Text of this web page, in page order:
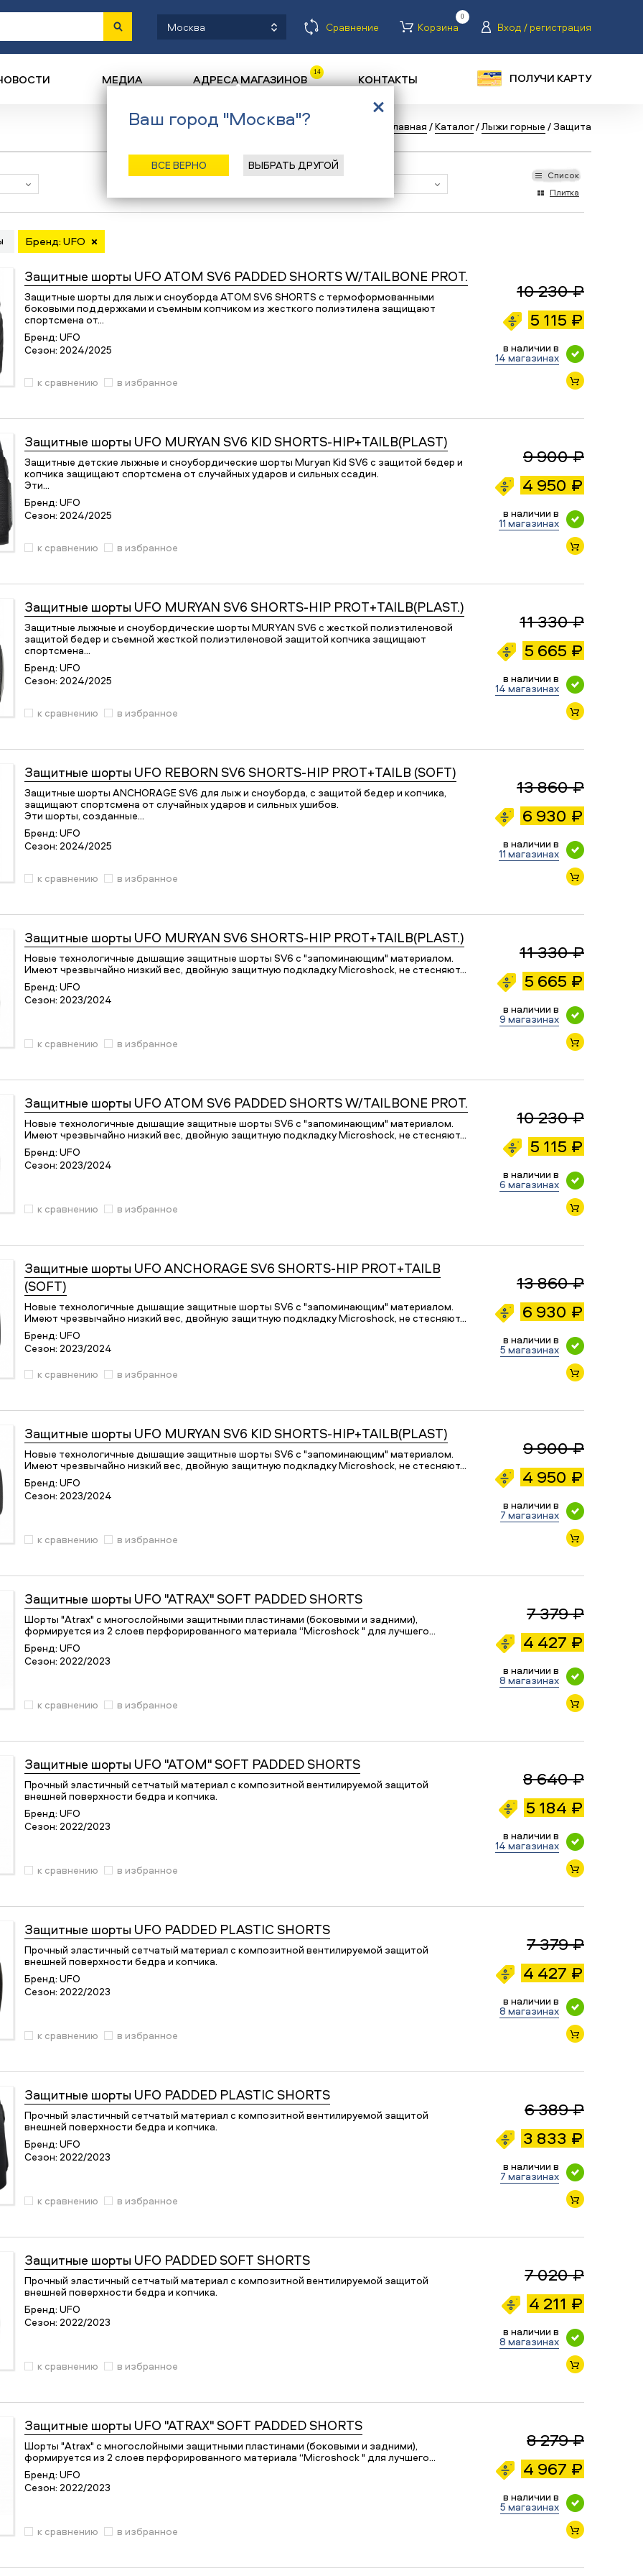
Москва Сравнение Корзина
0
Вход / регистрация
МЕДИА АДРЕСА МАГАЗИНОВ 14 КОНТАКТЫ ПОЛУЧИ КАРТУ
Главная /Каталог/Лыжи горные /Защита
Список
Плитка
Бренд: UFO
Защитные шорты UFO ATOM SV6 PADDED SHORTS W/TAILBONE PROT.
Защитные шорты для лыж и сноуборда ATOM SV6 SHORTS с термоформованными
боковыми поддержками и съемным копчиком из жесткого полиэтилена защищают
спортсмена от…
Бренд: UFO
Сезон: 2024/2025
10 230 ₽
5 115 ₽
в наличии в
14 магазинах
к сравнению
в избранное
Защитные шорты UFO MURYAN SV6 KID SHORTS-HIP+TAILB(PLAST)
Защитные детские лыжные и сноубордические шорты Muryan Kid SV6 с защитой бедер и
копчика защищают спортсмена от случайных ударов и сильных ссадин.
Эти…
Бренд: UFO
Сезон: 2024/2025
9 900 ₽
4 950 ₽
в наличии в
11 магазинах
к сравнению
в избранное
Защитные шорты UFO MURYAN SV6 SHORTS-HIP PROT+TAILB(PLAST.)
Защитные лыжные и сноубордические шорты MURYAN SV6 с жесткой полиэтиленовой
защитой бедер и съемной жесткой полиэтиленовой защитой копчика защищают
спортсмена…
Бренд: UFO
Сезон: 2024/2025
11 330 ₽
5 665 ₽
в наличии в
14 магазинах
к сравнению
в избранное
Защитные шорты UFO REBORN SV6 SHORTS-HIP PROT+TAILB (SOFT)
Защитные шорты ANCHORAGE SV6 для лыж и сноуборда, с защитой бедер и копчика,
защищают спортсмена от случайных ударов и сильных ушибов.
Эти шорты, созданные…
Бренд: UFO
Сезон: 2024/2025
13 860 ₽
6 930 ₽
в наличии в
11 магазинах
к сравнению
в избранное
Защитные шорты UFO MURYAN SV6 SHORTS-HIP PROT+TAILB(PLAST.)
Новые технологичные дышащие защитные шорты SV6 с "запоминающим" материалом.
Имеют чрезвычайно низкий вес, двойную защитную подкладку Microshock, не стесняют…
Бренд: UFO
Сезон: 2023/2024
11 330 ₽
5 665 ₽
в наличии в
9 магазинах
к сравнению
в избранное
Защитные шорты UFO ATOM SV6 PADDED SHORTS W/TAILBONE PROT.
Новые технологичные дышащие защитные шорты SV6 с "запоминающим" материалом.
Имеют чрезвычайно низкий вес, двойную защитную подкладку Microshock, не стесняют…
Бренд: UFO
Сезон: 2023/2024
10 230 ₽
5 115 ₽
в наличии в
6 магазинах
к сравнению
в избранное
Защитные шорты UFO ANCHORAGE SV6 SHORTS-HIP PROT+TAILB
(SOFT)
Новые технологичные дышащие защитные шорты SV6 с "запоминающим" материалом.
Имеют чрезвычайно низкий вес, двойную защитную подкладку Microshock, не стесняют…
Бренд: UFO
Сезон: 2023/2024
13 860 ₽
6 930 ₽
в наличии в
5 магазинах
к сравнению
в избранное
Защитные шорты UFO MURYAN SV6 KID SHORTS-HIP+TAILB(PLAST)
Новые технологичные дышащие защитные шорты SV6 с "запоминающим" материалом.
Имеют чрезвычайно низкий вес, двойную защитную подкладку Microshock, не стесняют…
Бренд: UFO
Сезон: 2023/2024
9 900 ₽
4 950 ₽
в наличии в
7 магазинах
к сравнению
в избранное
Защитные шорты UFO "ATRAX" SOFT PADDED SHORTS
Шорты "Atrax" с многослойными защитными пластинами (боковыми и задними),
формируется из 2 слоев перфорированного материала “Microshock " для лучшего…
Бренд: UFO
Сезон: 2022/2023
7 379 ₽
4 427 ₽
в наличии в
8 магазинах
к сравнению
в избранное
Защитные шорты UFO "ATOM" SOFT PADDED SHORTS
Прочный эластичный сетчатый материал с композитной вентилируемой защитой
внешней поверхности бедра и копчика.
Бренд: UFO
Сезон: 2022/2023
8 640 ₽
5 184 ₽
в наличии в
14 магазинах
к сравнению
в избранное
Защитные шорты UFO PADDED PLASTIC SHORTS
Прочный эластичный сетчатый материал с композитной вентилируемой защитой
внешней поверхности бедра и копчика.
Бренд: UFO
Сезон: 2022/2023
7 379 ₽
4 427 ₽
в наличии в
8 магазинах
к сравнению
в избранное
Защитные шорты UFO PADDED PLASTIC SHORTS
Прочный эластичный сетчатый материал с композитной вентилируемой защитой
внешней поверхности бедра и копчика.
Бренд: UFO
Сезон: 2022/2023
6 389 ₽
3 833 ₽
в наличии в
7 магазинах
к сравнению
в избранное
Защитные шорты UFO PADDED SOFT SHORTS
Прочный эластичный сетчатый материал с композитной вентилируемой защитой
внешней поверхности бедра и копчика.
Бренд: UFO
Сезон: 2022/2023
7 020 ₽
4 211 ₽
в наличии в
8 магазинах
к сравнению
в избранное
Защитные шорты UFO "ATRAX" SOFT PADDED SHORTS
Шорты "Atrax" с многослойными защитными пластинами (боковыми и задними),
формируется из 2 слоев перфорированного материала “Microshock " для лучшего…
Бренд: UFO
Сезон: 2022/2023
8 279 ₽
4 967 ₽
в наличии в
5 магазинах
к сравнению
в избранное
Ваш город "Москва"?
ВСЕ ВЕРНО ВЫБРАТЬ ДРУГОЙ